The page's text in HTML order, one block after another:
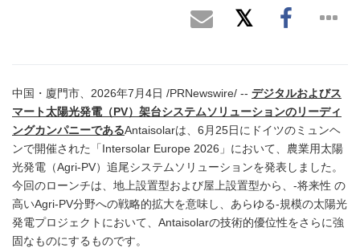
中国・廈門市、2026年7月4日 /PRNewswire/ -- デジタルおよびス
マート太陽光発電（PV）架台システムソリューションのリーディ
ングカンパニーであるAntaisolarは、6月25日にドイツのミュンヘ
ンで開催された「Intersolar Europe 2026」において、農業用太陽
光発電（Agri-PV）追尾システムソリューションを発表しました。
今回のローンチは、地上設置型および屋上設置型から、‑将来性 の
高いAgri‑PV分野への戦略的拡大を意味し、あらゆる‑規模の太陽光
発電プロジェクトにおいて、Antaisolarの技術的優位性をさらに強
固なものにするものです。